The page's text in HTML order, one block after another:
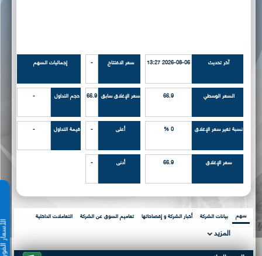
آخر تحديث 2026-08-06 13:27
السعر الوسطي 66.9
نسبة تغير سعر الإغلاق 0 %
سعر الإغلاق 66.9
سعر الافتتاح -
سعر الإغلاق سابق 66.9
أعلى -
أدنى -
إجماليات السهم
حجم التداول -
قيمة التداول -
سهم بيانات الشركة أخبار الشركة و إفصاحاتها تعاميم السوق عن الشركة التعاملات الداخلية
المزيد